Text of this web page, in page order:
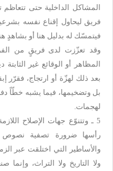
المشاكل الداخلية حتى
فريق ليحاول إقناع نفسه
فيتمسّك له بدليل هنا أو بشاهدٍ
وقد تعزّزت لدى فريقٍ من
المظاهر أو الوقائع غير
بعد ذلك لهزّة أو ارتجاج، فقرّر
بل وتضخيمها، فيما يشبه خطّاً
لهجمات.
5 ـ وتتنوّع جهات الإصلاح
رأسها ضرورة تصفية نصوص
والأساطير التي اختلقت عبر
ولا التاريخ ولا التراث، وإنما